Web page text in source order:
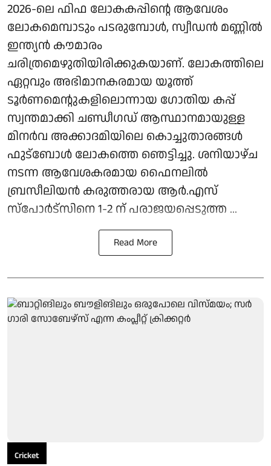
2026-ലെ ഫിഫ ലോകകപ്പിന്റെ ആവേശം
ലോകമെമ്പാടും പടരുമ്പോള്‍, സ്വീഡന്‍ മണ്ണില്‍
ഇന്ത്യന്‍ കൗമാരം
ചരിത്രമെഴുതിയിരിക്കുകയാണ്. ലോകത്തിലെ
ഏറ്റവും അഭിമാനകരമായ യൂത്ത്
ടൂര്‍ണമെന്റുകളിലൊന്നായ ഗോതിയ കപ്പ്
സ്വന്തമാക്കി ചണ്ഡീഗഡ് ആസ്ഥാനമായുള്ള
മിനര്‍വ അക്കാദമിയിലെ കൊച്ചുതാരങ്ങള്‍
ഫുട്‌ബോള്‍ ലോകത്തെ ഞെട്ടിച്ചു. ശനിയാഴ്ച
നടന്ന ആവേശകരമായ ഫൈനലില്‍
ബ്രസീലിയന്‍ കരുത്തരായ ആര്‍.എസ്
സ്‌പോര്‍ട്‌സിനെ 1-2 ന് പരാജയപ്പെടുത്ത ...
Read More
Cricket